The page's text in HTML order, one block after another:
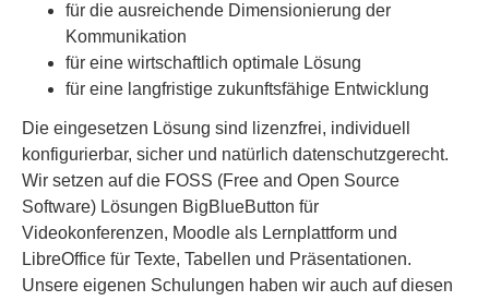
für die ausreichende Dimensionierung der
Kommunikation
für eine wirtschaftlich optimale Lösung
für eine langfristige zukunftsfähige Entwicklung
Die eingesetzen Lösung sind lizenzfrei, individuell
konfigurierbar, sicher und natürlich datenschutzgerecht.
Wir setzen auf die FOSS (Free and Open Source
Software) Lösungen BigBlueButton für
Videokonferenzen, Moodle als Lernplattform und
LibreOffice für Texte, Tabellen und Präsentationen.
Unsere eigenen Schulungen haben wir auch auf diesen